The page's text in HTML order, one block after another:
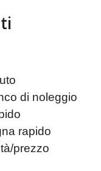
di noleggio
rapido
prezzo